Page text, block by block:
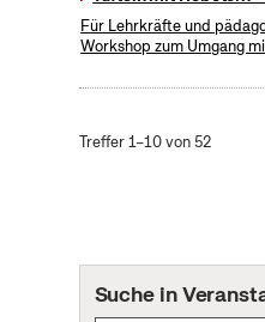
Für Lehrkräfte und
Workshop zum Umgang
Treffer 1–10 von 52
Suche in